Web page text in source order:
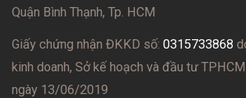
Quận Bình Thạnh, Tp. HCM
Giấy chứng nhận ĐKKD số: 0315733868
kinh doanh, Sở kế hoạch và đầu tư
ngày 13/06/2019